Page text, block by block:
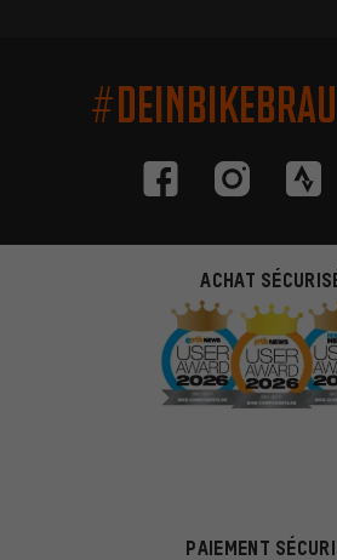
ACHAT
PAIEMENT